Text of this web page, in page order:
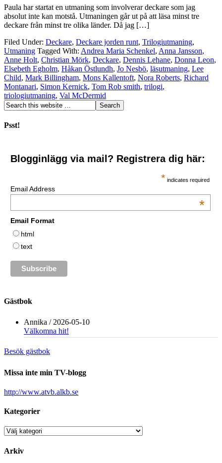
Paula har startat en utmaning som involverar deckare som jag
absolut inte kan motstå. Utmaningen går ut på att läsa minst tre
deckare från minst tre olika länder. Då jag […]
Filed Under: Deckare, Deckare jorden runt, Trilogiutmaning,
Utmaning Tagged With: Andrea Maria Schenkel, Anna Jansson,
Anne Holt, Christian Mörk, Deckare, Dennis Lehane, Donna Leon,
Elsebeth Egholm, Håkan Östlundh, Jo Nesbö, läsutmaning, Lee
Child, Mark Billingham, Mons Kallentoft, Nora Roberts, Richard
Montanari, Simon Kernick, Tom Rob smith, trilogi,
triologiutmaning, Val McDermid
Psst!
Blogginlägg via mail? Registrera dig här:
* indicates required
Email Address
*
Email Format
html
text
Gästbok
Annika / 2026-05-10
Välkomna hit!
Besök gästbok
Missa inte min TV-blogg
http://www.atvb.alkb.se
Kategorier
Kategorier
Arkiv